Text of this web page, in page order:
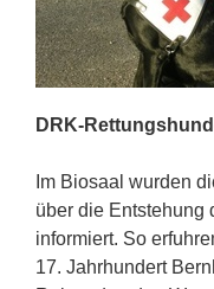
DRK-
Im Biosaal wurden
über die Entstehung
informiert. So
17. Jahrhundert